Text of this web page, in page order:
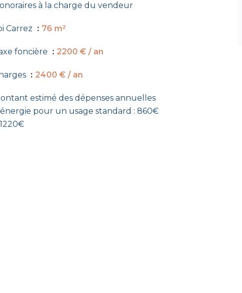
à la charge du vendeur
Carrez 76 m²
foncière 2200 € / an
2400 € / an
estimé des dépenses annuelles
pour un usage standard : 860€